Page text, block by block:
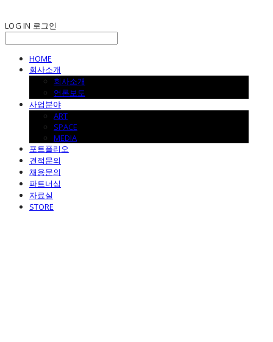
LOG IN 로그인
HOME
회사소개
회사소개
언론보도
사업분야
ART
SPACE
MEDIA
포트폴리오
견적문의
채용문의
파트너십
자료실
STORE